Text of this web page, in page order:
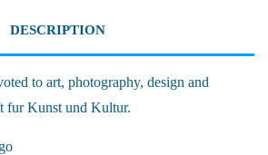
DESCRIPTION
to art, photography, design and
fur Kunst und Kultur.